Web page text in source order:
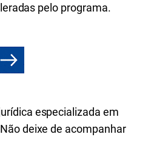
pelo programa.
especializada em
deixe de acompanhar